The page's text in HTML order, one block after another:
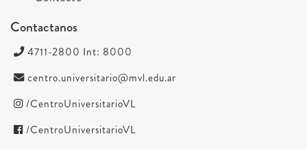
Contactanos
4711-2800 Int: 8000
centro.universitario@mvl.edu.ar
/CentroUniversitarioVL
/CentroUniversitarioVL